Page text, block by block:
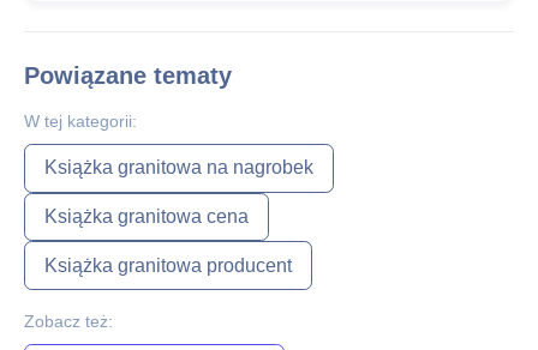
Powiązane tematy
W tej kategorii:
Książka granitowa na nagrobek
Książka granitowa cena
Książka granitowa producent
Zobacz też: